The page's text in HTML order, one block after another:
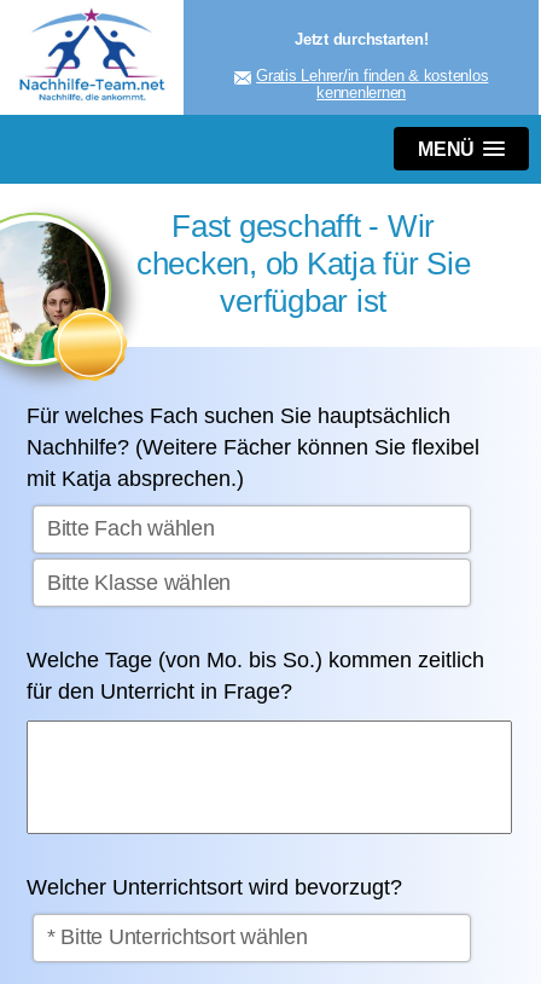
Jetzt durchstarten!
Gratis Lehrer/in finden & kostenlos
kennenlernen
MENÜ
Fast geschafft - Wir
checken, ob Katja für Sie
verfügbar ist
Für welches Fach suchen Sie hauptsächlich
Nachhilfe? (Weitere Fächer können Sie flexibel
mit Katja absprechen.)
Welche Tage (von Mo. bis So.) kommen zeitlich
für den Unterricht in Frage?
Welcher Unterrichtsort wird bevorzugt?